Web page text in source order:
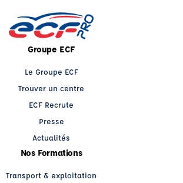
Groupe ECF
Le Groupe ECF
Trouver un centre
ECF Recrute
Presse
Actualités
Nos Formations
Transport & exploitation